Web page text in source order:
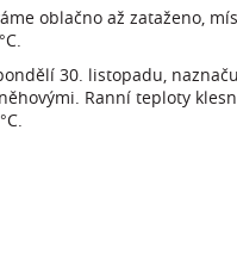
oblačno až zataženo,
30. listopadu,
Ranní teploty